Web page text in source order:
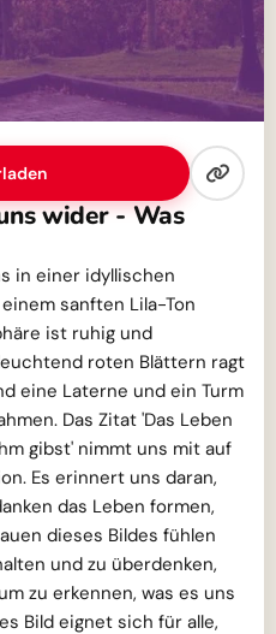
wider - Was
in einer idyllischen
sanften Lila-Ton
ist ruhig und
roten Blättern ragt
eine Laterne und ein Turm
Das Zitat 'Das Leben
gibst' nimmt uns mit auf
Es erinnert uns daran,
das Leben formen,
dieses Bildes fühlen
und zu überdenken,
zu erkennen, was es uns
Bild eignet sich für alle,